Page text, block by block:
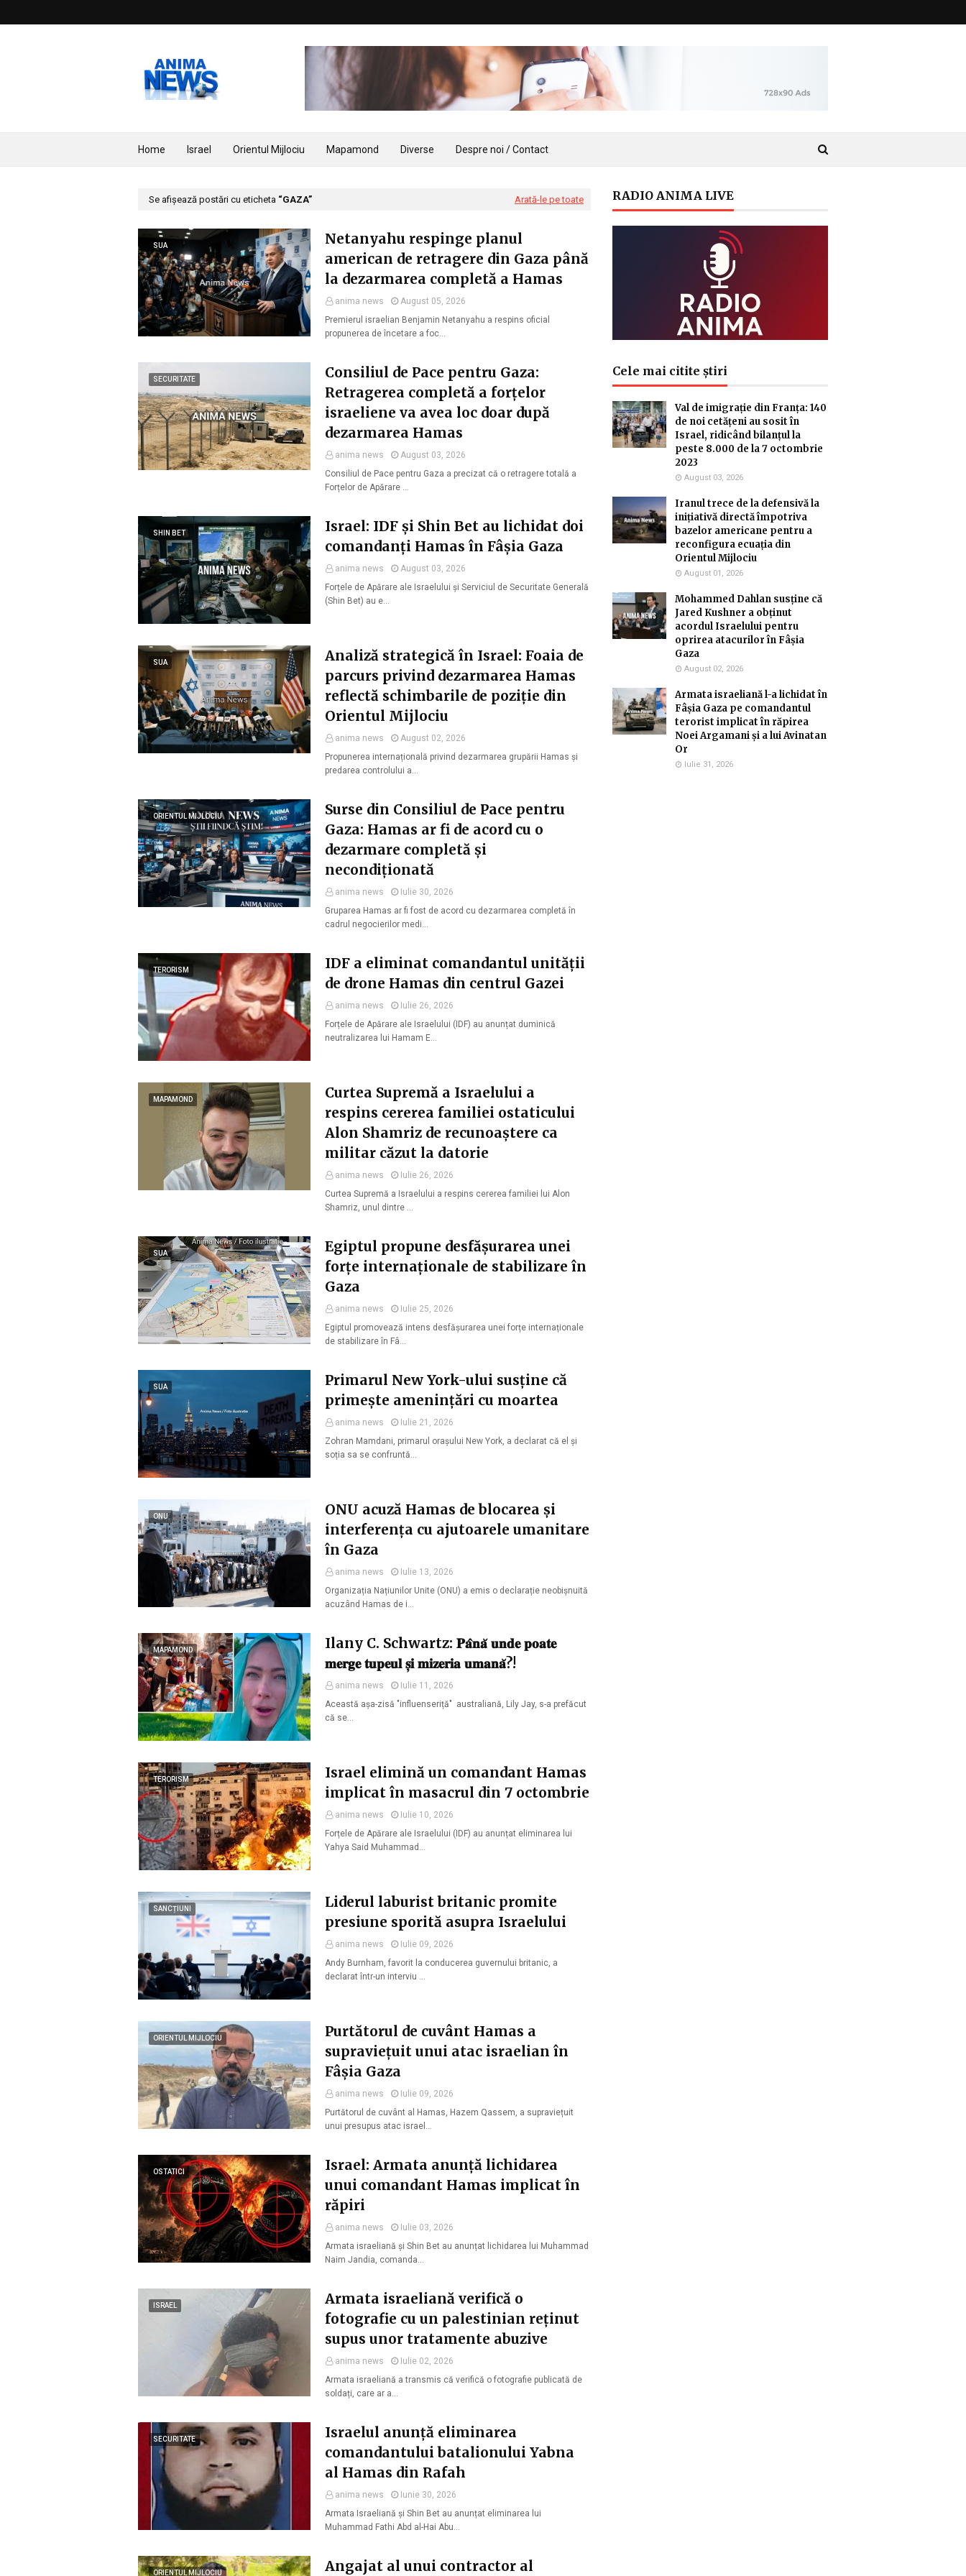
Home Israel Orientul Mijlociu Mapamond Diverse Despre noi / Contact
Se afișează postări cu eticheta GAZA Arată-le pe toate
SUA
Netanyahu respinge planul
american de retragere din Gaza până
la dezarmarea completă a Hamas
anima news
August 05, 2026
Premierul israelian Benjamin Netanyahu a respins oficial
propunerea de încetare a foc…
SECURITATE
Consiliul de Pace pentru Gaza:
Retragerea completă a forțelor
israeliene va avea loc doar după
dezarmarea Hamas
anima news
August 03, 2026
Consiliul de Pace pentru Gaza a precizat că o retragere totală a
Forțelor de Apărare …
SHIN BET
Israel: IDF și Shin Bet au lichidat doi
comandanți Hamas în Fâșia Gaza
anima news
August 03, 2026
Forțele de Apărare ale Israelului și Serviciul de Securitate Generală
(Shin Bet) au e…
SUA
Analiză strategică în Israel: Foaia de
parcurs privind dezarmarea Hamas
reflectă schimbarile de poziție din
Orientul Mijlociu
anima news
August 02, 2026
Propunerea internațională privind dezarmarea grupării Hamas și
predarea controlului a…
ORIENTUL MIJLOCIU
Surse din Consiliul de Pace pentru
Gaza: Hamas ar fi de acord cu o
dezarmare completă și
necondiționată
anima news
Iulie 30, 2026
Gruparea Hamas ar fi fost de acord cu dezarmarea completă în
cadrul negocierilor medi…
TERORISM
IDF a eliminat comandantul unității
de drone Hamas din centrul Gazei
anima news
Iulie 26, 2026
Forțele de Apărare ale Israelului (IDF) au anunțat duminică
neutralizarea lui Hamam E…
MAPAMOND
Curtea Supremă a Israelului a
respins cererea familiei ostaticului
Alon Shamriz de recunoaștere ca
militar căzut la datorie
anima news
Iulie 26, 2026
Curtea Supremă a Israelului a respins cererea familiei lui Alon
Shamriz, unul dintre …
SUA
Egiptul propune desfășurarea unei
forțe internaționale de stabilizare în
Gaza
anima news
Iulie 25, 2026
Egiptul promovează intens desfășurarea unei forțe internaționale
de stabilizare în Fâ…
SUA
Primarul New York-ului susține că
primește amenințări cu moartea
anima news
Iulie 21, 2026
Zohran Mamdani, primarul orașului New York, a declarat că el și
soția sa se confruntă…
ONU
ONU acuză Hamas de blocarea și
interferența cu ajutoarele umanitare
în Gaza
anima news
Iulie 13, 2026
Organizația Națiunilor Unite (ONU) a emis o declarație neobișnuită
acuzând Hamas de i…
MAPAMOND
Ilany C. Schwartz: 𝐏𝐚̂𝐧𝐚̆ 𝐮𝐧𝐝𝐞 𝐩𝐨𝐚𝐭𝐞
𝐦𝐞𝐫𝐠𝐞 𝐭𝐮𝐩𝐞𝐮𝐥 𝐬̦𝐢 𝐦𝐢𝐳𝐞𝐫𝐢𝐚 𝐮𝐦𝐚𝐧𝐚̆?!
anima news
Iulie 11, 2026
Această așa-zisă "influenseriță" australiană, Lily Jay, s-a prefăcut
că se…
TERORISM
Israel elimină un comandant Hamas
implicat în masacrul din 7 octombrie
anima news
Iulie 10, 2026
Forțele de Apărare ale Israelului (IDF) au anunțat eliminarea lui
Yahya Said Muhammad…
SANCȚIUNI
Liderul laburist britanic promite
presiune sporită asupra Israelului
anima news
Iulie 09, 2026
Andy Burnham, favorit la conducerea guvernului britanic, a
declarat într-un interviu …
ORIENTUL MIJLOCIU
Purtătorul de cuvânt Hamas a
supraviețuit unui atac israelian în
Fâșia Gaza
anima news
Iulie 09, 2026
Purtătorul de cuvânt al Hamas, Hazem Qassem, a supraviețuit
unui presupus atac israel…
OSTATICI
Israel: Armata anunță lichidarea
unui comandant Hamas implicat în
răpiri
anima news
Iulie 03, 2026
Armata israeliană și Shin Bet au anunțat lichidarea lui Muhammad
Naim Jandia, comanda…
ISRAEL
Armata israeliană verifică o
fotografie cu un palestinian reținut
supus unor tratamente abuzive
anima news
Iulie 02, 2026
Armata israeliană a transmis că verifică o fotografie publicată de
soldați, care ar a…
SECURITATE
Israelul anunță eliminarea
comandantului batalionului Yabna
al Hamas din Rafah
anima news
Iunie 30, 2026
Armata Israeliană și Shin Bet au anunțat eliminarea lui
Muhammad Fathi Abd al-Hai Abu…
ORIENTUL MIJLOCIU Angajat al unui contractor al
RADIO ANIMA LIVE
Cele mai citite știri
Val de imigrație din Franța: 140
de noi cetățeni au sosit în
Israel, ridicând bilanțul la
peste 8.000 de la 7 octombrie
2023
August 03, 2026
Iranul trece de la defensivă la
inițiativă directă împotriva
bazelor americane pentru a
reconfigura ecuația din
Orientul Mijlociu
August 01, 2026
Mohammed Dahlan susține că
Jared Kushner a obținut
acordul Israelului pentru
oprirea atacurilor în Fâșia
Gaza
August 02, 2026
Armata israeliană l-a lichidat în
Fâșia Gaza pe comandantul
terorist implicat în răpirea
Noei Argamani și a lui Avinatan
Or
Iulie 31, 2026